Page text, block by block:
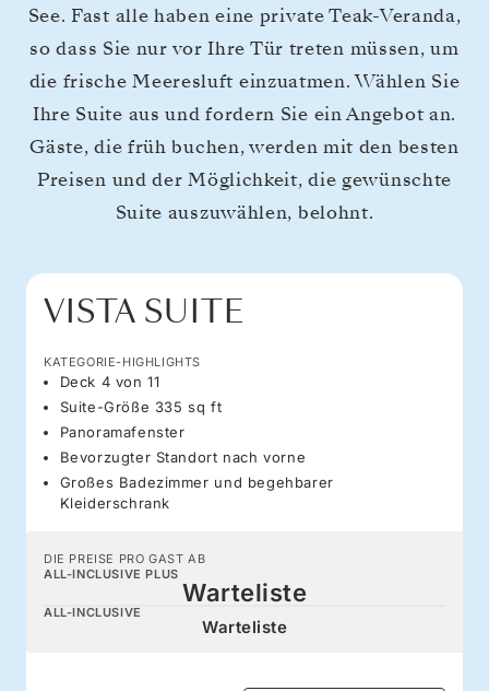
See. Fast alle haben eine private Teak-Veranda,
so dass Sie nur vor Ihre Tür treten müssen, um
die frische Meeresluft einzuatmen. Wählen Sie
Ihre Suite aus und fordern Sie ein Angebot an.
Gäste, die früh buchen, werden mit den besten
Preisen und der Möglichkeit, die gewünschte
Suite auszuwählen, belohnt.
VISTA SUITE
KATEGORIE-HIGHLIGHTS
Deck 4 von 11
Suite-Größe 335 sq ft
Panoramafenster
Bevorzugter Standort nach vorne
Großes Badezimmer und begehbarer
Kleiderschrank
DIE PREISE PRO GAST AB
ALL-INCLUSIVE PLUS
Warteliste
ALL-INCLUSIVE
Warteliste